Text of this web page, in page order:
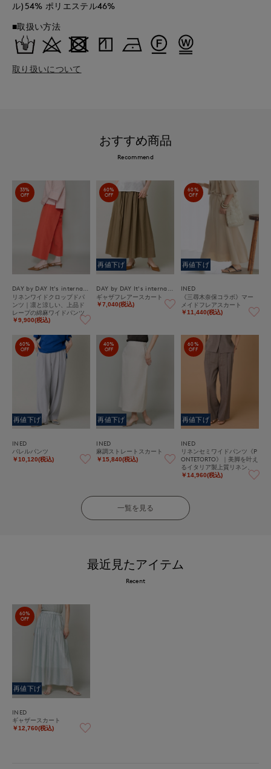
ル)54% ポリエステル46%
■取扱い方法
取り扱いについて
おすすめ商品
Recommend
33%
OFF
リネンワイドクロップドパ
ンツ｜凛と涼しい、上品ド
レープの綿麻ワイドパンツ
￥9,900(税込)
60%
OFF
再値下げ
ギャザフレアースカート
￥7,040(税込)
60%
OFF
再値下げ
INED
《三尋木奈保コラボ》マー
メイドフレアスカート
￥11,440(税込)
60%
OFF
再値下げ
INED
バレルパンツ
￥10,120(税込)
40%
OFF
再値下げ
INED
麻調ストレートスカート
￥15,840(税込)
60%
OFF
再値下げ
INED
リネンセミワイドパンツ《P
ONTETORTO》｜美脚を叶え
るイタリア製上質リネン、
大人の万能ストレッチワイ
￥14,960(税込)
一覧を見る
最近見たアイテム
Recent
60%
OFF
再値下げ
INED
ギャザースカート
￥12,760(税込)